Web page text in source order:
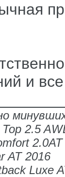
и
2.5
AT 2016
Luxe